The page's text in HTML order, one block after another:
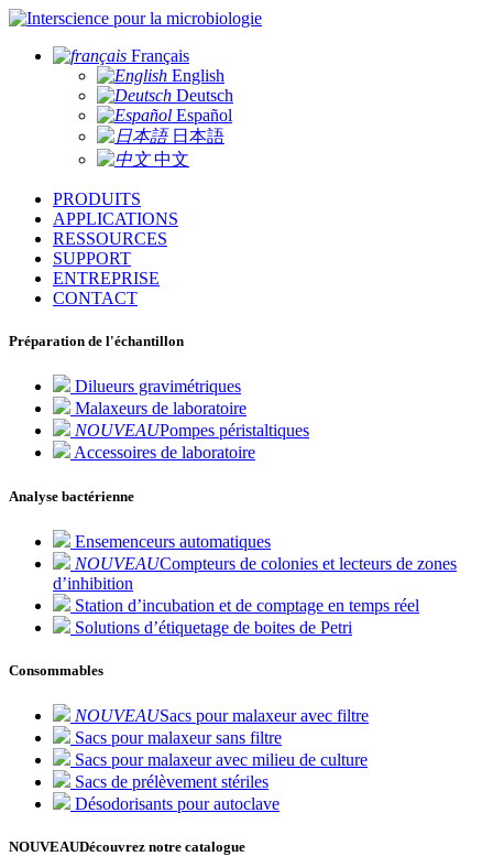
pour la microbiologie
Français
English
Deutsch
Español
日本語
中文
PRODUITS
APPLICATIONS
RESSOURCES
SUPPORT
ENTREPRISE
CONTACT
Préparation de l'échantillon
Dilueurs gravimétriques
Malaxeurs de laboratoire
NOUVEAUPompes péristaltiques
Accessoires de laboratoire
Analyse bactérienne
Ensemenceurs automatiques
NOUVEAUCompteurs de colonies et lecteurs de zones
d’inhibition
Station d’incubation et de comptage en temps réel
Solutions d’étiquetage de boites de Petri
Consommables
NOUVEAUSacs pour malaxeur avec filtre
Sacs pour malaxeur sans filtre
Sacs pour malaxeur avec milieu de culture
Sacs de prélèvement stériles
Désodorisants pour autoclave
NOUVEAUDécouvrez notre catalogue